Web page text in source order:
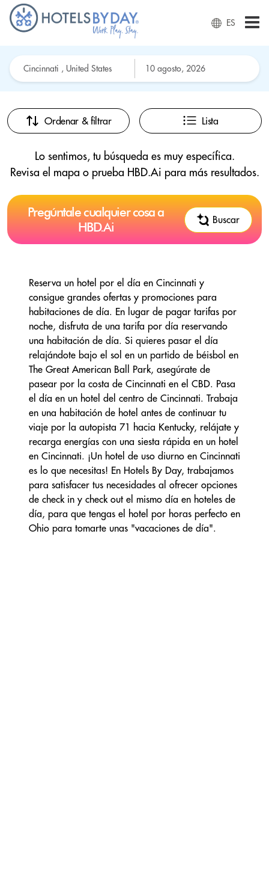
ES
Ordenar & filtrar Lista
Lo sentimos, tu búsqueda es muy específica.
Revisa el mapa o prueba HBD.Ai para más resultados.
Pregúntale cualquier cosa a
HBD.Ai
Buscar
Reserva un hotel por el día en Cincinnati y
consigue grandes ofertas y promociones para
habitaciones de día. En lugar de pagar tarifas por
noche, disfruta de una tarifa por día reservando
una habitación de día. Si quieres pasar el día
relajándote bajo el sol en un partido de béisbol en
The Great American Ball Park, asegúrate de
pasear por la costa de Cincinnati en el CBD. Pasa
el día en un hotel del centro de Cincinnati. Trabaja
en una habitación de hotel antes de continuar tu
viaje por la autopista 71 hacia Kentucky, relájate y
recarga energías con una siesta rápida en un hotel
en Cincinnati. ¡Un hotel de uso diurno en Cincinnati
es lo que necesitas! En Hotels By Day, trabajamos
para satisfacer tus necesidades al ofrecer opciones
de check in y check out el mismo día en hoteles de
día, para que tengas el hotel por horas perfecto en
Ohio para tomarte unas "vacaciones de día".